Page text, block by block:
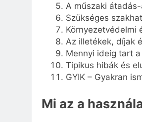
A műszaki
Szükséges
Környezetvédelmi
Az illetékek, díjak
Mennyi ideig tart
Tipikus hibák és
GYIK – Gyakran
Mi az a